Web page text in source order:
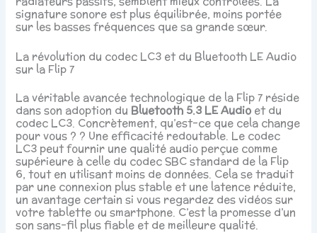
signature sonore est plus équilibrée, moins portée
sur les basses fréquences que sa grande sœur.
La révolution du codec LC3 et du Bluetooth LE Audio
sur la Flip 7
La véritable avancée technologique de la Flip 7 réside
dans son adoption du Bluetooth 5.3 LE Audio et du
codec LC3. Concrètement, qu’est-ce que cela change
pour vous ? ? Une efficacité redoutable. Le codec
LC3 peut fournir une qualité audio perçue comme
supérieure à celle du codec SBC standard de la Flip
6, tout en utilisant moins de données. Cela se traduit
par une connexion plus stable et une latence réduite,
un avantage certain si vous regardez des vidéos sur
votre tablette ou smartphone. C’est la promesse d’un
son sans-fil plus fiable et de meilleure qualité.